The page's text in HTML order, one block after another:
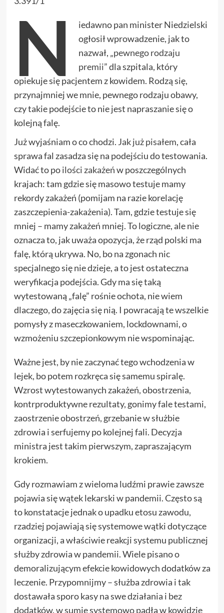
N
iedawno pan minister Niedzielski
ogłosił wprowadzenie, jak to
nazwał, „pewnego rodzaju
premii” dla szpitala, który
opiekuje się pacjentem z kowidem. Rodzą się,
przynajmniej we mnie, pewnego rodzaju obawy,
czy takie podejście to nie jest napraszanie się o
kolejną falę.
Już wyjaśniam o co chodzi. Jak już pisałem, cała
sprawa fal zasadza się na podejściu do testowania.
Widać to poilości zakażeńw poszczególnych
krajach: tam gdzie się masowo testuje mamy
rekordy zakażeń (pomijam na razie korelację
zaszczepienia-zakażenia). Tam, gdzie testuje się
mniej – mamy zakażeń mniej. To logiczne, ale nie
oznacza to, jak uważa opozycja, że rząd polski ma
falę, którą ukrywa. No, bo na zgonach nic
specjalnego się nie dzieje, a to jest ostateczna
weryfikacja podejścia. Gdy ma się taką
wytestowaną „falę” rośnie ochota, nie wiem
dlaczego, do zajęcia się nią. I powracają te wszelkie
pomysły z maseczkowaniem, lockdownami, o
wzmożeniu szczepionkowym nie wspominając.
Ważne jest, by nie zaczynać tego wchodzenia w
lejek, bo potem rozkręca się samemu spiralę.
Wzrost wytestowanych zakażeń, obostrzenia,
kontrproduktywne rezultaty, gonimy fale testami,
zaostrzenie obostrzeń, grzebanie w służbie
zdrowia i serfujemy po kolejnej fali. Decyzja
ministra jest takim pierwszym, zapraszającym
krokiem.
Gdy rozmawiam z wieloma ludźmi prawie zawsze
pojawia się wątek lekarski w pandemii. Często są
to konstatacje jednak o upadku etosu zawodu,
rzadziej pojawiają się systemowe wątki dotyczące
organizacji, a właściwie reakcji systemu publicznej
służby zdrowia w pandemii. Wiele pisano o
demoralizującym efekcie kowidowych dodatków za
leczenie. Przypomnijmy – służba zdrowia i tak
dostawała sporo kasy na swe działania i bez
dodatków, w sumie systemowo padła w kowidzie